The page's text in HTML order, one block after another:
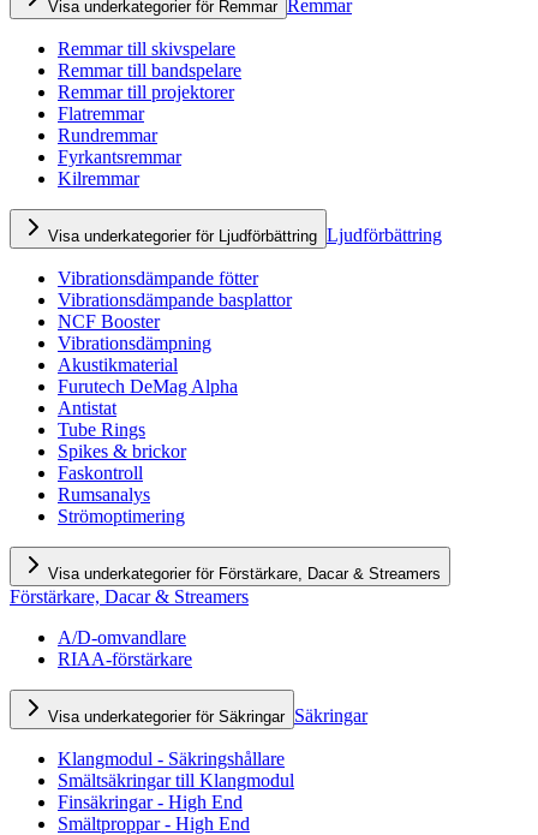
Visa underkategorier för Remmar Remmar
Remmar till skivspelare
Remmar till bandspelare
Remmar till projektorer
Flatremmar
Rundremmar
Fyrkantsremmar
Kilremmar
Visa underkategorier för Ljudförbättring Ljudförbättring
Vibrationsdämpande fötter
Vibrationsdämpande basplattor
NCF Booster
Vibrationsdämpning
Akustikmaterial
Furutech DeMag Alpha
Antistat
Tube Rings
Spikes & brickor
Faskontroll
Rumsanalys
Strömoptimering
Visa underkategorier för Förstärkare, Dacar & Streamers
Förstärkare, Dacar & Streamers
A/D-omvandlare
RIAA-förstärkare
Visa underkategorier för Säkringar Säkringar
Klangmodul - Säkringshållare
Smältsäkringar till Klangmodul
Finsäkringar - High End
Smältproppar - High End